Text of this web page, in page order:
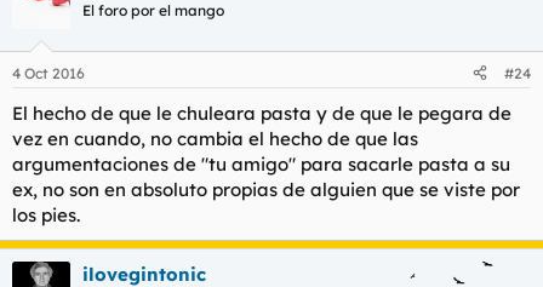
El foro por el mango
4 Oct 2016 #24
El hecho de que le chuleara pasta y de que le pegara de
vez en cuando, no cambia el hecho de que las
argumentaciones de "tu amigo" para sacarle pasta a su
ex, no son en absoluto propias de alguien que se viste por
los pies.
ilovegintonic